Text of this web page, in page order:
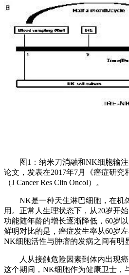
图1：纳米刀消融和NK细胞输注
论文，发表在2017年7月《癌症研究
（J Cancer Res Clin Oncol）。
NK是一种天生淋巴细胞，在机
用。正常人生理状态下，从20岁开
功能随年龄的增长逐渐降低，60岁
鲜明对比的是，癌症发生率从60岁
NK细胞活性与肿瘤的发病之间有明
人从接触危险因素到体内出现癌
这个期间，NK细胞作为健康卫士，